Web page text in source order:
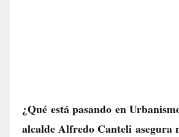
¿Qué está pasando en
alcalde Alfredo Canteli asegura